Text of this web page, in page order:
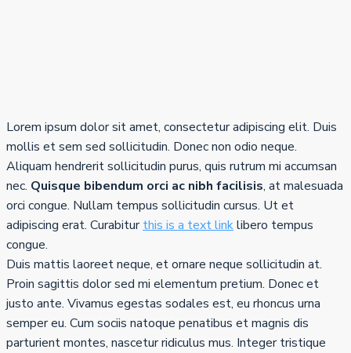
Lorem ipsum dolor sit amet, consectetur adipiscing elit. Duis
mollis et sem sed sollicitudin. Donec non odio neque.
Aliquam hendrerit sollicitudin purus, quis rutrum mi accumsan
nec. Quisque bibendum orci ac nibh facilisis, at malesuada
orci congue. Nullam tempus sollicitudin cursus. Ut et
adipiscing erat. Curabiturthis is a text linklibero tempus
congue.
Duis mattis laoreet neque, et ornare neque sollicitudin at.
Proin sagittis dolor sed mi elementum pretium. Donec et
justo ante. Vivamus egestas sodales est, eu rhoncus urna
semper eu. Cum sociis natoque penatibus et magnis dis
parturient montes, nascetur ridiculus mus. Integer tristique